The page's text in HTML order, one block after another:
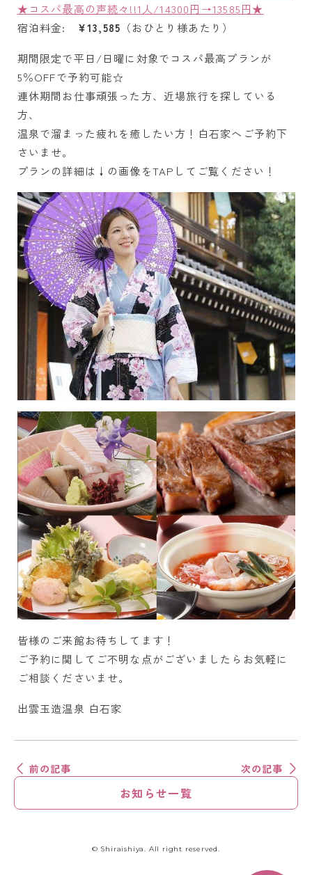
★コスパ最高の声続々!!1人/14300円→13585円★
宿泊料金:
¥13,585 （おひとり様あたり）
期間限定で平日/日曜に対象でコスパ最高プランが
5％OFFで予約可能☆
連休期間お仕事頑張った方、近場旅行を探している
方、
温泉で溜まった疲れを癒したい方！白石家へご予約下
さいませ。
プランの詳細は↓の画像をTAPしてご覧ください！
皆様のご来館お待ちしてます！
ご予約に関してご不明な点がございましたらお気軽に
ご相談くださいませ。
出雲玉造温泉 白石家
前の記事 次の記事
お知らせ一覧
© Shiraishiya. All right reserved.